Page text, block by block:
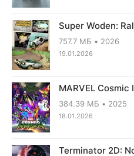
Super Woden:
757.7 МБ 2026
19.01.2026
MARVEL Cosmic
384.39 МБ 2025
18.01.2026
Terminator 2D: